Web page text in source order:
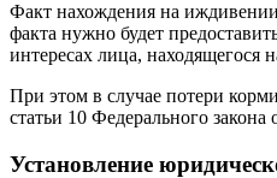
Факт нахождения на
факта нужно будет
интересах лица,
При этом в случае потери
статьи 10 Федерального
Установление